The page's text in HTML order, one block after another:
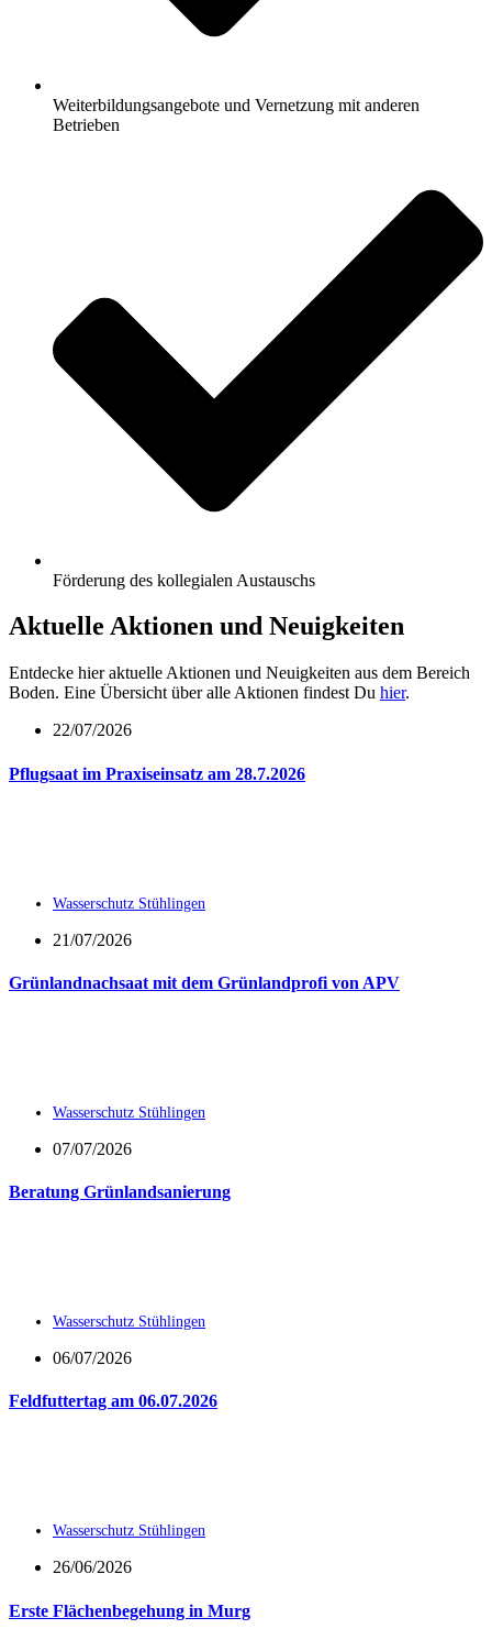
Weiterbildungsangebote und Vernetzung mit anderen
Betrieben
Förderung des kollegialen Austauschs
Aktuelle Aktionen und Neuigkeiten
Entdecke hier aktuelle Aktionen und Neuigkeiten aus dem Bereich
Boden. Eine Übersicht über alle Aktionen findest Du hier.
22/07/2026
Pflugsaat im Praxiseinsatz am 28.7.2026
Wasserschutz Stühlingen
21/07/2026
Grünlandnachsaat mit dem Grünlandprofi von APV
Wasserschutz Stühlingen
07/07/2026
Beratung Grünlandsanierung
Wasserschutz Stühlingen
06/07/2026
Feldfuttertag am 06.07.2026
Wasserschutz Stühlingen
26/06/2026
Erste Flächenbegehung in Murg